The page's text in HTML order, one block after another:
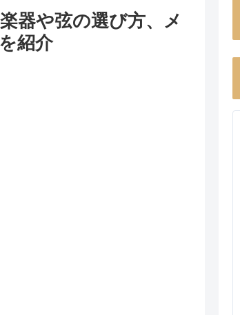
器や弦の選び方、メ
紹介